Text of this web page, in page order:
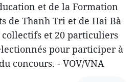
et de la Formation
de Thanh Tri et de Hai Bà
et 20 particuliers
pour participer à
concours. - VOV/VNA